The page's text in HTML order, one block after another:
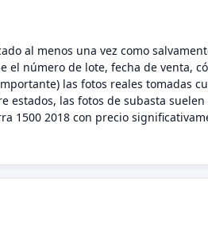
al menos una vez como
número de lote, fecha de venta,
las fotos reales tomadas
estados, las fotos de subasta
1500 2018 con precio